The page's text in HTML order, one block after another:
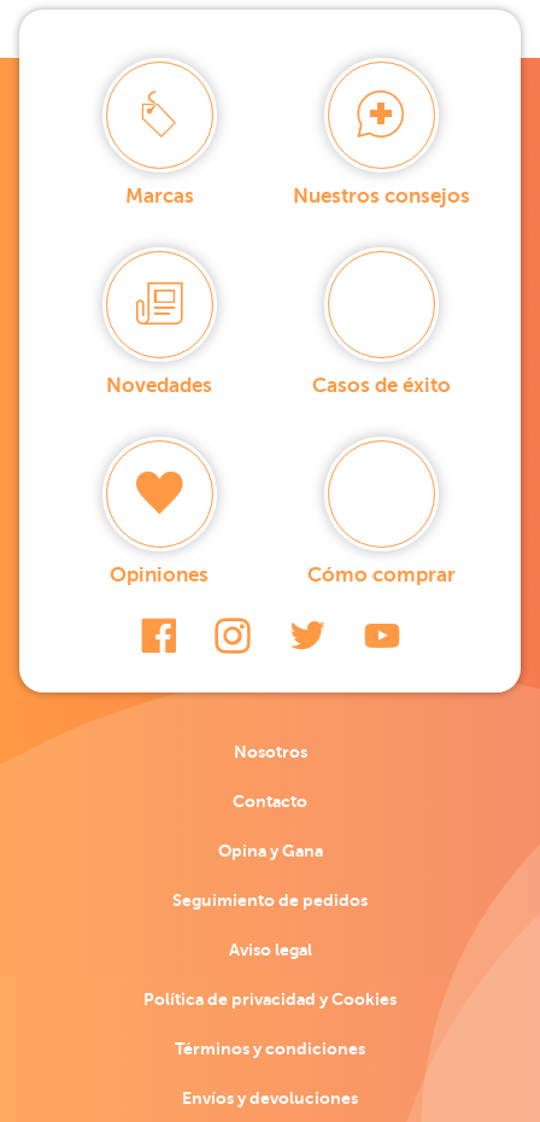
Marcas Nuestros consejos
Novedades Casos de éxito
Opiniones Cómo comprar
Nosotros
Contacto
Opina y Gana
Seguimiento de pedidos
Aviso legal
Política de privacidad y Cookies
Términos y condiciones
Envíos y devoluciones